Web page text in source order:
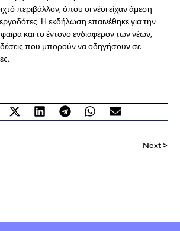
περιβάλλον, όπου οι νέοι είχαν άμεση
Η εκδήλωση επαινέθηκε για την
και το έντονο ενδιαφέρον των νέων,
που μπορούν να οδηγήσουν σε
Next >